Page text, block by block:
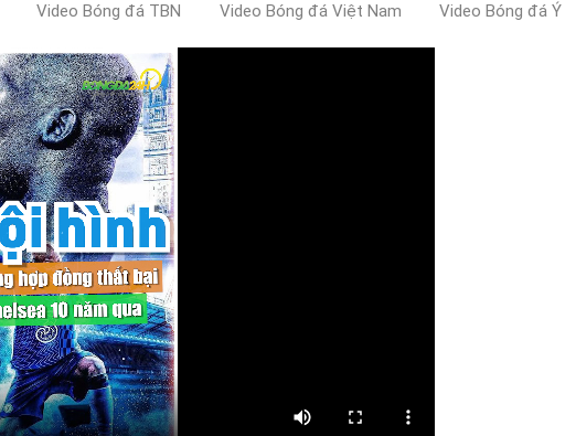
Video Bóng đá TBN Video Bóng đá Việt Nam Video Bóng đá Ý